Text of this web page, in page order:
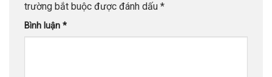
trường bắt buộc được đánh dấu *
Bình luận *